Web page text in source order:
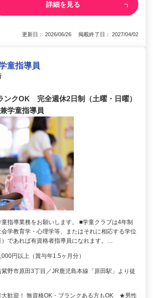
詳細を見る
更新日： 2026/06/26 掲載終了日： 2027/04/02
童指導員
ンクOK 完全週休2日制（土曜・日曜）
学童指導員
指導業務をお願いします。 ■学童クラブは4年制
会学教育学・心理学等、またはそれに相応する学位
）であれば有資格者指導員になれます。…
円以上（賞与年1.5ヶ月分）
野市原田3丁目／JR鹿児島本線「原田駅」より徒
大歓迎！ 無資格OK・ブランクある方もOK ★男性